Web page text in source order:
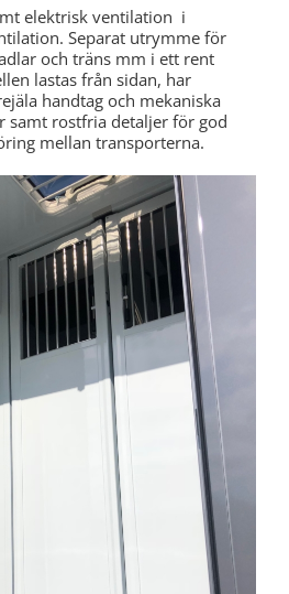
elektrisk ventilation i
Separat utrymme för
och träns mm i ett rent
lastas från sidan, har
handtag och mekaniska
samt rostfria detaljer för god
mellan transporterna.